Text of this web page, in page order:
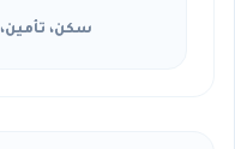
سكن،